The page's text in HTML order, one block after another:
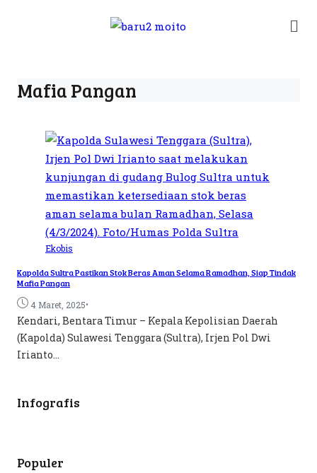
Mafia Pangan
Ekobis
Kapolda Sultra Pastikan Stok Beras Aman Selama Ramadhan, Siap Tindak
Mafia Pangan
4 Maret, 2025•
Kendari, Bentara Timur – Kepala Kepolisian Daerah
(Kapolda) Sulawesi Tenggara (Sultra), Irjen Pol Dwi
Irianto...
Infografis
Populer